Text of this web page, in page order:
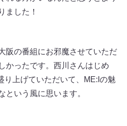
ました！
阪の番組にお邪魔させていただ
かったです。西川さんはじめ
り上げていただいて、ME:Iの魅
という風に思います。